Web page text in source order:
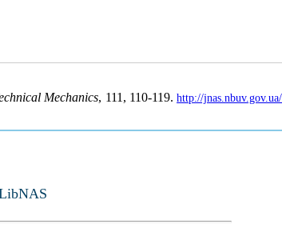
Mechanics, 111, 110-119.http://